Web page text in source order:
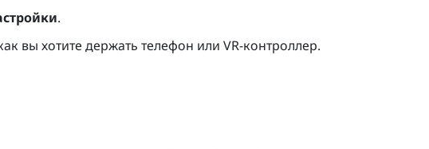
.
вы хотите держать телефон или VR-контроллер.